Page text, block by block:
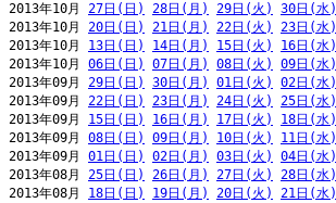
2013年10月 27日(日) 28日(月) 29日(火) 30日(水)
2013年10月 20日(日) 21日(月) 22日(火) 23日(水)
2013年10月 13日(日) 14日(月) 15日(火) 16日(水)
2013年10月 06日(日) 07日(月) 08日(火) 09日(水)
2013年09月 29日(日) 30日(月) 01日(火) 02日(水)
2013年09月 22日(日) 23日(月) 24日(火) 25日(水)
2013年09月 15日(日) 16日(月) 17日(火) 18日(水)
2013年09月 08日(日) 09日(月) 10日(火) 11日(水)
2013年09月 01日(日) 02日(月) 03日(火) 04日(水)
2013年08月 25日(日) 26日(月) 27日(火) 28日(水)
2013年08月 18日(日) 19日(月) 20日(火) 21日(水)